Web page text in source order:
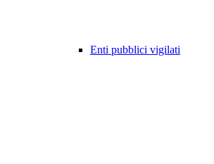
Enti pubblici vigilati